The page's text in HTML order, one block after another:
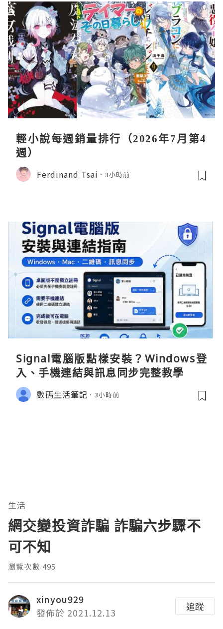
輕小說每週銷量排行（2026年7月第4
週）
Ferdinand Tsai 3小時前
Signal電腦版點樣安裝？Windows登
入、手機連結與訊息同步完整教學
數碼生活筆記 3小時前
生活
網交變投資詐騙 詐騙六步驟不
可不知
瀏覽次數:495
xinyou929
發佈於 2021.12.13
追蹤